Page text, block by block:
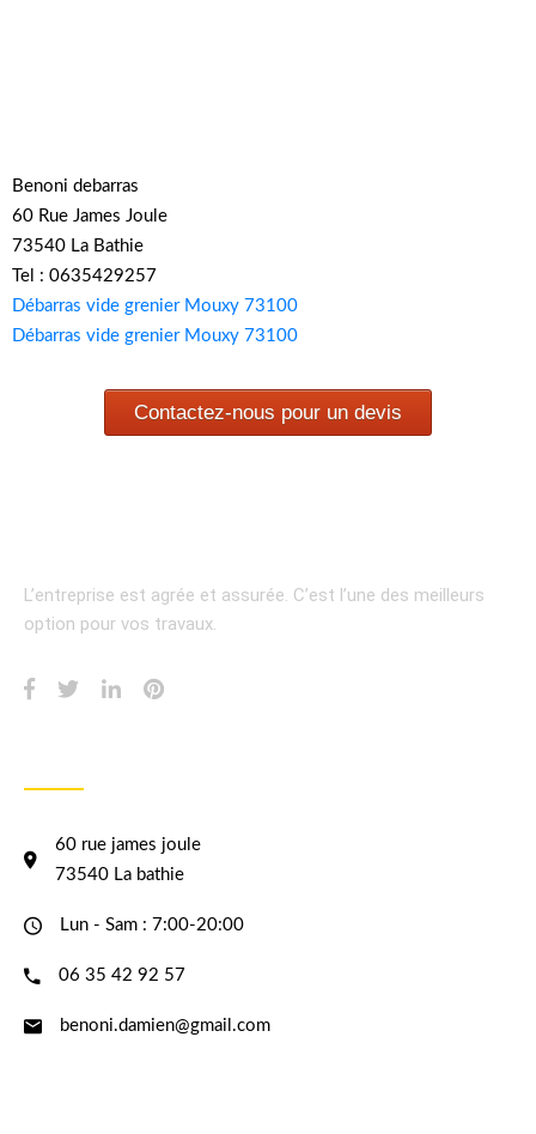
Benoni debarras
60 Rue James Joule
73540 La Bathie
Tel : 0635429257
Débarras vide grenier Mouxy 73100
Débarras vide grenier Mouxy 73100
Contactez-nous pour un devis
L’entreprise est agrée et assurée. C’est l’une des meilleurs
option pour vos travaux.
60 rue james joule
73540 La bathie
Lun - Sam : 7:00-20:00
06 35 42 92 57
benoni.damien@gmail.com